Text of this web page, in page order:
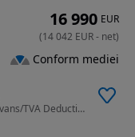
1798 cm3 • 98 CP • Finantare Garantata/0% Avans/TVA Deductibil/Garantie/Istoric
16 990 EUR
(14 042 EUR- net)
Conform mediei